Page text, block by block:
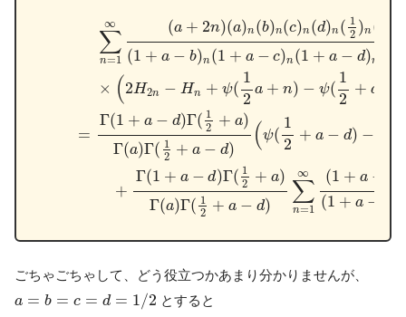
∞
∑
n=1
(a + 2n)(a)n(b)n(c)n(d)n( 1
2 )n(
(1 + a − b)n(1 + a − c)n(1 + a − d)n
× (2H2n − Hn + ψ(
1
2
a + n) − ψ(
1
2
+ a
=
Γ(1 + a − d)Γ( 1
2
+ a)
Γ(a)Γ( 1
2 + a − d) (ψ(
1
2
+ a − d) −
+
Γ(1 + a − d)Γ( 1
2
+ a)
Γ(a)Γ( 1
2 + a − d)
∞
∑
n=1
(1 + a −
(1 + a −
b ) (d n 12) ( − )n( + a −
ごちゃごちゃして、どう役立つかあまり分かりませんが、
a = b = c = d = 1/2
= 2 とすると